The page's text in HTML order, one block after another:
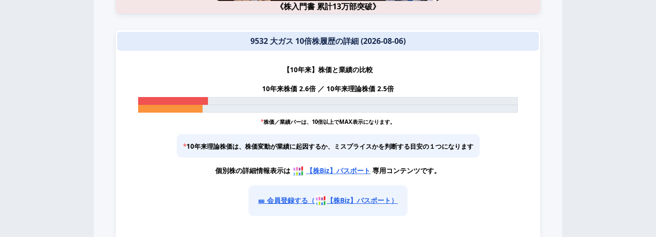
《株入門書 累計13万部突破》
9532 大ガス 10倍株履歴の詳細 (2026-08-06)
【10年来】株価と業績の比較
10年来株価 2.6倍 ／ 10年来理論株価 2.5倍
*株価／業績バーは、10倍以上でMAX表示になります。
*10年来理論株価は、株価変動が業績に起因するか、ミスプライスかを判断する目安の１つになります
個別株の詳細情報表示は 【株Biz】パスポート 専用コンテンツです。
🎫 会員登録する（ 【株Biz】パスポート）